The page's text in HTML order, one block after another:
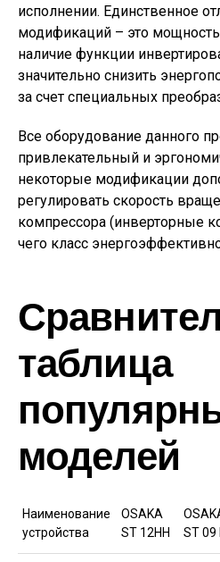
исполнении. Единственное
модификаций – это мощность
наличие функции
значительно снизить
за счет специальных
Все оборудование данного
привлекательный и
некоторые модификации
регулировать скорость
компрессора (инверторные
чего класс
таблица
моделей
Наименование
устройства
OSAKA
ST 12HH
ST 09